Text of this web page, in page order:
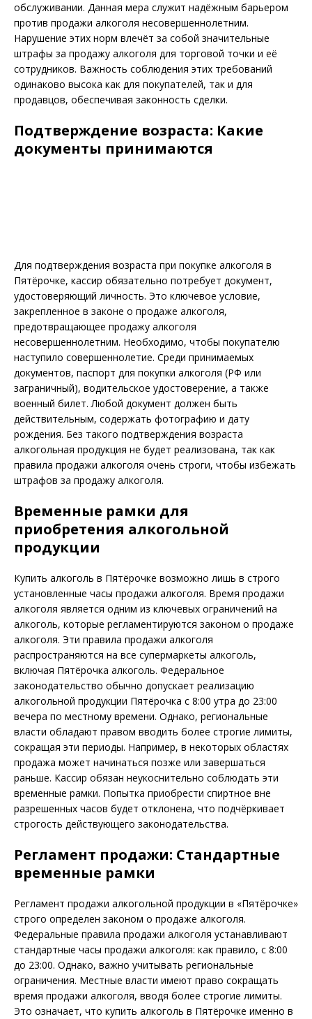
обслуживании. Данная мера служит надёжным барьером
против продажи алкоголя несовершеннолетним.
Нарушение этих норм влечёт за собой значительные
штрафы за продажу алкоголя для торговой точки и её
сотрудников. Важность соблюдения этих требований
одинаково высока как для покупателей, так и для
продавцов, обеспечивая законность сделки.
Подтверждение возраста: Какие
документы принимаются
Для подтверждения возраста при покупке алкоголя в
Пятёрочке, кассир обязательно потребует документ,
удостоверяющий личность. Это ключевое условие,
закрепленное в законе о продаже алкоголя,
предотвращающее продажу алкоголя
несовершеннолетним. Необходимо, чтобы покупателю
наступило совершеннолетие. Среди принимаемых
документов, паспорт для покупки алкоголя (РФ или
заграничный), водительское удостоверение, а также
военный билет. Любой документ должен быть
действительным, содержать фотографию и дату
рождения. Без такого подтверждения возраста
алкогольная продукция не будет реализована, так как
правила продажи алкоголя очень строги, чтобы избежать
штрафов за продажу алкоголя.
Временные рамки для
приобретения алкогольной
продукции
Купить алкоголь в Пятёрочке возможно лишь в строго
установленные часы продажи алкоголя. Время продажи
алкоголя является одним из ключевых ограничений на
алкоголь, которые регламентируются законом о продаже
алкоголя. Эти правила продажи алкоголя
распространяются на все супермаркеты алкоголь,
включая Пятёрочка алкоголь. Федеральное
законодательство обычно допускает реализацию
алкогольной продукции Пятёрочка с 8:00 утра до 23:00
вечера по местному времени. Однако, региональные
власти обладают правом вводить более строгие лимиты,
сокращая эти периоды. Например, в некоторых областях
продажа может начинаться позже или завершаться
раньше. Кассир обязан неукоснительно соблюдать эти
временные рамки. Попытка приобрести спиртное вне
разрешенных часов будет отклонена, что подчёркивает
строгость действующего законодательства.
Регламент продажи: Стандартные
временные рамки
Регламент продажи алкогольной продукции в «Пятёрочке»
строго определен законом о продаже алкоголя.
Федеральные правила продажи алкоголя устанавливают
стандартные часы продажи алкоголя: как правило, с 8:00
до 23:00. Однако, важно учитывать региональные
ограничения. Местные власти имеют право сокращать
время продажи алкоголя, вводя более строгие лимиты.
Это означает, что купить алкоголь в Пятёрочке именно в